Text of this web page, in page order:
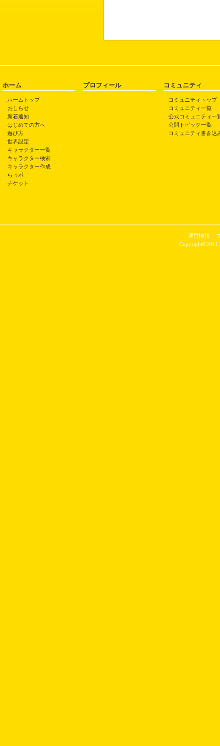
ホーム
ホームトップ
おしらせ
新着通知
はじめての方へ
遊び方
世界設定
キャラクター一覧
キャラクター検索
キャラクター作成
らっポ
チケット
プロフィール コミュニティ
コミュニティトップ
コミュニティ一覧
公式コミュニティ一
公開トピック一覧
コミュニティ書き込
運営情報
Copyright©2011